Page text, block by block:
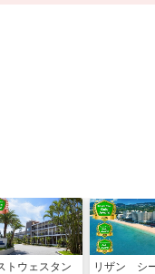
トウェスタン
リザン シ